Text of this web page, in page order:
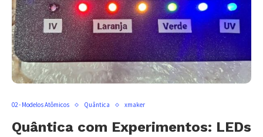
02 - Modelos Atômicos Quântica xmaker
Quântica com Experimentos: LEDs